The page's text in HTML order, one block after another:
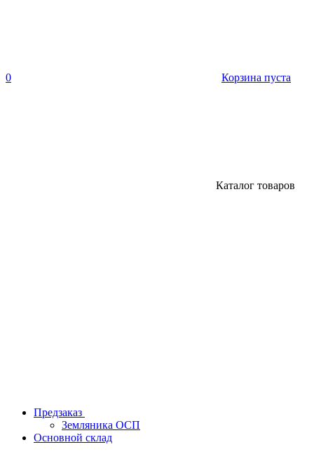
0 Корзина пуста
Каталог товаров
Предзаказ
Земляника ОСП
Основной склад